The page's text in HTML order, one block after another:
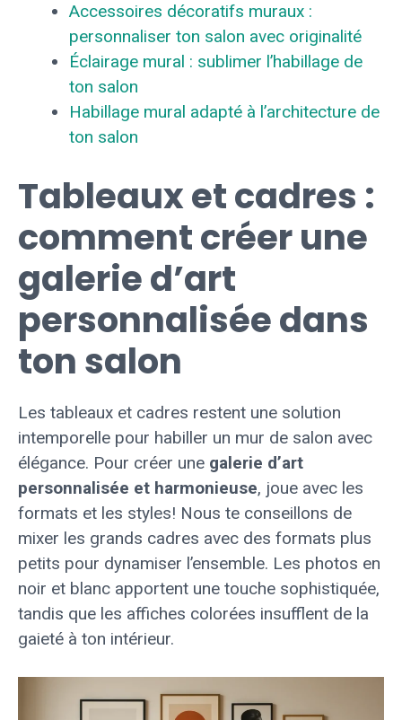
Accessoires décoratifs muraux :
personnaliser ton salon avec originalité
Éclairage mural : sublimer l’habillage de
ton salon
Habillage mural adapté à l’architecture de
ton salon
Tableaux et cadres :
comment créer une
galerie d’art
personnalisée dans
ton salon
Les tableaux et cadres restent une solution
intemporelle pour habiller un mur de salon avec
élégance. Pour créer une galerie d’art
personnalisée et harmonieuse, joue avec les
formats et les styles! Nous te conseillons de
mixer les grands cadres avec des formats plus
petits pour dynamiser l’ensemble. Les photos en
noir et blanc apportent une touche sophistiquée,
tandis que les affiches colorées insufflent de la
gaieté à ton intérieur.